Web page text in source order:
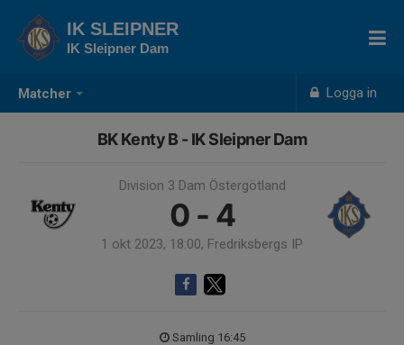
Matcher Logga in
IK SLEIPNER
IK Sleipner Dam
BK Kenty B - IK Sleipner Dam
Division 3 Dam Östergötland
0 - 4
1 okt 2023, 18:00, Fredriksbergs IP
Samling 16:45